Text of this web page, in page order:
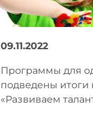
09.11.2022
Программы для
подведены итоги
«Развиваем